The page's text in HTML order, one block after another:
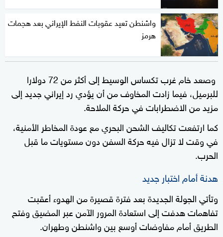
واشنطن تعيد عقوبات النفط الإيراني بعد هجمات
هرمز
وصعد خام غرب تكساس الوسيط إلى أكثر من 72 دولارا
للبرميل، فيما زادت المخاوف من أن يؤدي رد إيراني جديد إلى
مزيد من الاضطرابات في حركة الملاحة.
كما ارتفعت تكاليف الشحن البحري مع عودة المخاطر الأمنية،
في وقت لا تزال فيه حركة السفن دون مستويات ما قبل
الحرب.
هدنة أمام اختبار جديد
وتأتي الجولة الجديدة بعد فترة قصيرة من الهدوء أعقبت
تفاهمات هدفت إلى استعادة المرور الآمن عبر المضيق وفتح
الطريق أمام مفاوضات أوسع بين واشنطن وطهران.